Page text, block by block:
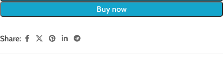
Buy now
Share: